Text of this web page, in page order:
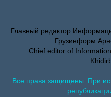
Главный редактор
Грузинформ
Chief editor of
Все права защищены. При